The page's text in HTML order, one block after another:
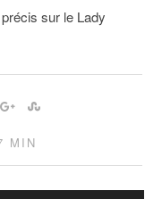
sur le Lady
MIN